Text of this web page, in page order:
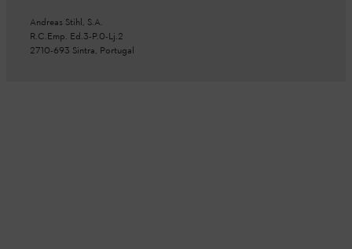
Andreas Stihl, S.A.
R.C.Emp. Ed.3-P.0-Lj.2
2710-693 Sintra, Portugal